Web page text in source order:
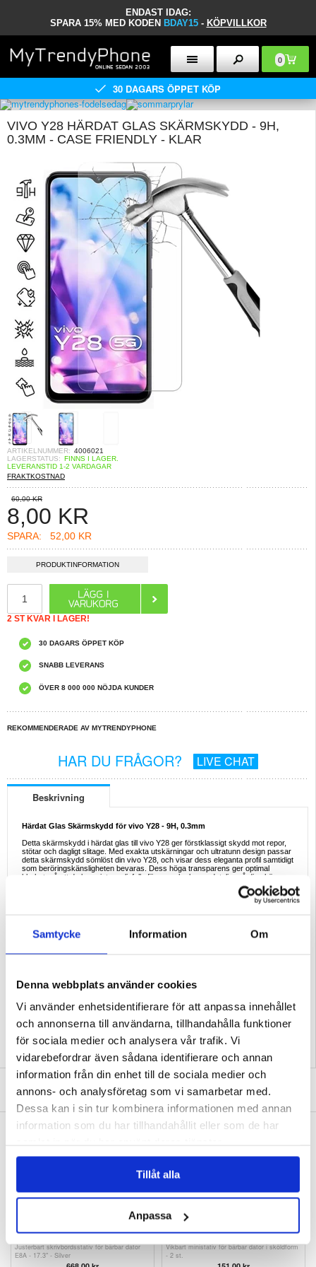
Samtycke Information Om
Denna webbplats använder cookies
Vi använder enhetsidentifierare för att anpassa innehållet
och annonserna till användarna, tillhandahålla funktioner
för sociala medier och analysera vår trafik. Vi
vidarebefordrar även sådana identifierare och annan
information från din enhet till de sociala medier och
annons- och analysföretag som vi samarbetar med.
Dessa kan i sin tur kombinera informationen med annan
information som du har tillhandahållit eller som de har
Tillåt alla
Anpassa
ENDAST IDAG:
SPARA 15% MED KODEN BDAY15 - KÖPVILLKOR
0
30 DAGARS ÖPPET KÖP
VIVO Y28 HÄRDAT GLAS SKÄRMSKYDD - 9H,
0.3MM - CASE FRIENDLY - KLAR
ARTIKELNUMMER: 4006021
LAGERSTATUS: FINNS I LAGER.
LEVERANSTID 1-2 VARDAGAR
FRAKTKOSTNAD
60,00 KR
8,00 KR
SPARA: 52,00 KR
PRODUKTINFORMATION
2 ST KVAR I LAGER!
30 DAGARS ÖPPET KÖP
SNABB LEVERANS
ÖVER 8 000 000 NÖJDA KUNDER
REKOMMENDERADE AV MYTRENDYPHONE
HAR DU FRÅGOR? LIVE CHAT
Beskrivning
Härdat Glas Skärmskydd för vivo Y28 - 9H, 0.3mm
Detta skärmskydd i härdat glas till vivo Y28 ger förstklassigt skydd mot repor,
stötar och dagligt slitage. Med exakta utskärningar och ultratunn design passar
detta skärmskydd sömlöst din vivo Y28, och visar dess eleganta profil samtidigt
som beröringskänsligheten bevaras. Dess höga transparens ger optimal
klarhet, så att du kan njuta av livfulla färger och skarpa detaljer på din skärm.
- Det är inte full täckning - täcker inte hela skärmen
Kompatibilitet:vivo Y28
EAN: 5714122467928
Relaterade kategorier:Mobiltillbehör,Mobiltillbehör - övrigt
ANDRA KUNDER HAR OCKSÅ KÖPT
Dubbel WiFi, Bluetooth
E8A - 17.3" - Svart
Justerbart skrivbordsstativ för bärbar dator
E8A - 17.3" - Silver
Vikbart ministativ för bärbar dator i sköldform
- 2 st.